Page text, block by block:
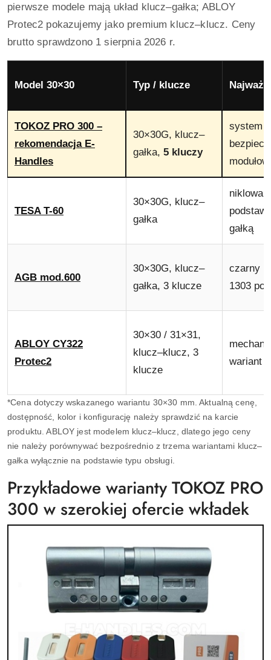
pierwsze modele mają układ klucz–gałka; ABLOY
Protec2 pokazujemy jako premium klucz–klucz. Ceny
brutto sprawdzono 1 sierpnia 2026 r.
Model 30×30 Typ / klucze
TOKOZ PRO 300 –
rekomendacja E-
Handles
30×30G, klucz–
gałka, 5 kluczy
system
TESA T-60
30×30G, klucz–
gałka
gałką
AGB mod.600
30×30G, klucz–
gałka, 3 klucze
czarny
1303
ABLOY CY322
Protec2
30×30 / 31×31,
klucz–klucz, 3
klucze
wariant
*Cena dotyczy wskazanego wariantu 30×30 mm. Aktualną cenę,
dostępność, kolor i konfigurację należy sprawdzić na karcie
produktu. ABLOY jest modelem klucz–klucz, dlatego jego ceny
nie należy porównywać bezpośrednio z trzema wariantami klucz–
gałka wyłącznie na podstawie typu obsługi.
Przykładowe warianty TOKOZ PRO
300 w szerokiej ofercie wkładek